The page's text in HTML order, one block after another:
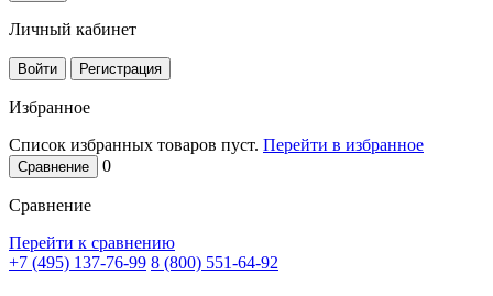
Личный кабинет
Войти Регистрация
Избранное
Список избранных товаров пуст. Перейти в избранное
Сравнение 0
Сравнение
Перейти к сравнению
+7 (495) 137-76-99 8 (800) 551-64-92